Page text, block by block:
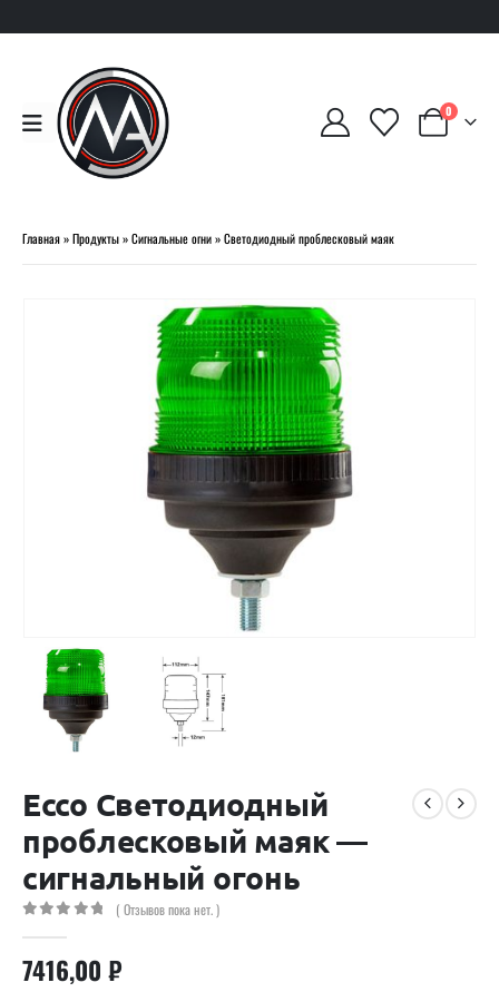
0
Главная»Продукты»Сигнальные огни»Светодиодный проблесковый маяк
Ecco Светодиодный
проблесковый маяк —
сигнальный огонь
( Отзывов пока нет. )
7416,00 ₽